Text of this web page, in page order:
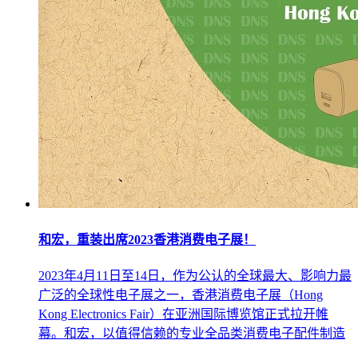
和宏，重装出席2023香港消费电子展！
2023年4月11日至14日，作为公认的全球最大、影响力最
广泛的全球性电子展之一，香港消费电子展（Hong
Kong Electronics Fair）在亚洲国际博览馆正式拉开帷
幕。和宏，以值得信赖的专业全品类消费电子配件制造